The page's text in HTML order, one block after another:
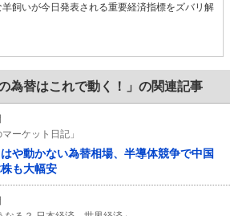
羊飼いが今日発表される重要経済指標をズバリ解
為替はこれで動く！」の関連記事
ーケット日記」
や動かない為替相場、半導体競争で中国
も大幅安